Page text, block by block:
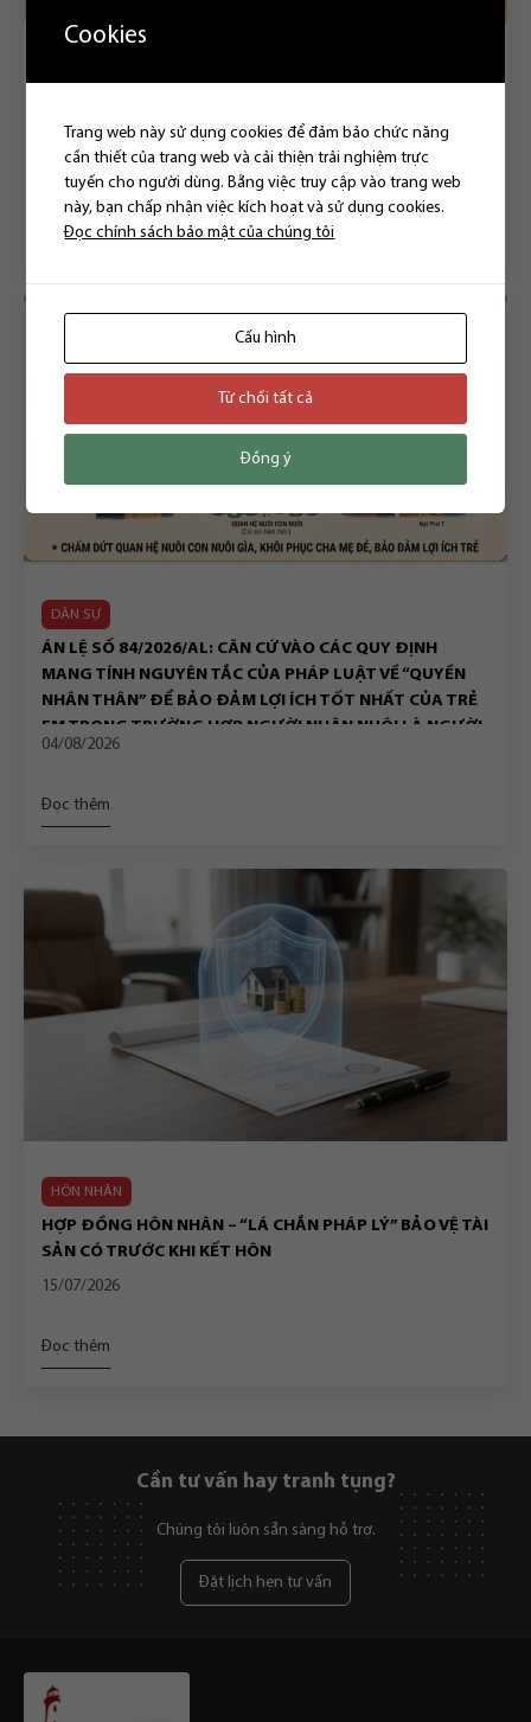
Những rủi ro pháp lý và giải pháp bảo vệ tài sản
05/08/2026
Đọc thêm
DÂN SỰ
ÁN LỆ SỐ 84/2026/AL: CĂN CỨ VÀO CÁC QUY ĐỊNH
MANG TÍNH NGUYÊN TẮC CỦA PHÁP LUẬT VỀ “QUYỀN
NHÂN THÂN” ĐỂ BẢO ĐẢM LỢI ÍCH TỐT NHẤT CỦA TRẺ
EM TRONG TRƯỜNG HỢP NGƯỜI NHẬN NUÔI LÀ NGƯỜI
ĐỘC THÂN CHẾT
04/08/2026
Đọc thêm
HÔN NHÂN
HỢP ĐỒNG HÔN NHÂN – “LÁ CHẮN PHÁP LÝ” BẢO VỆ TÀI
SẢN CÓ TRƯỚC KHI KẾT HÔN
15/07/2026
Đọc thêm
Cần tư vấn hay tranh tụng?
Chúng tôi luôn sẵn sàng hỗ trợ.
Đặt lịch hẹn tư vấn
Cookies
Trang web này sử dụng cookies để đảm bảo chức năng
cần thiết của trang web và cải thiện trải nghiệm trực
tuyến cho người dùng. Bằng việc truy cập vào trang web
này, bạn chấp nhận việc kích hoạt và sử dụng cookies.
Đọc chính sách bảo mật của chúng tôi
Cấu hình
Từ chối tất cả
Đồng ý